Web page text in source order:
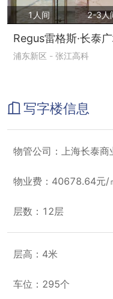
1人间 2-3人
Regus雷格斯·长泰
浦东新区 - 张江高科
写字楼信息
物管公司：上海长泰商
物业费：40678.64元/
层数：12层
层高：4米
车位：295个